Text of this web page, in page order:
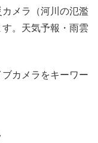
メラ（河川の氾濫
。天気予報・雨雲
カメラをキーワー